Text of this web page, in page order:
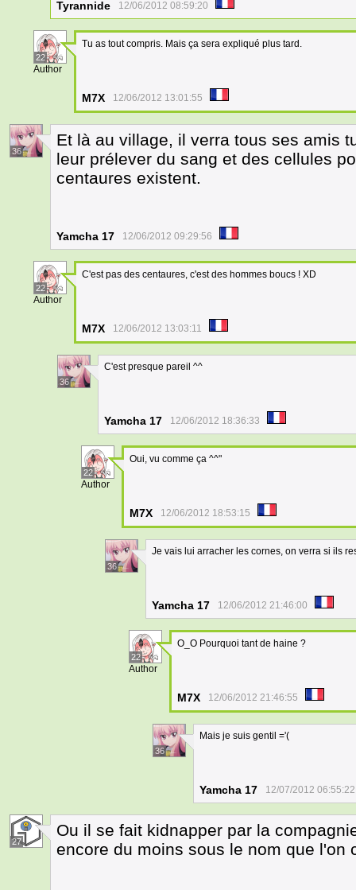
Tyrannide 12/06/2012 08:59:20
22
Author
Tu as tout compris. Mais ça sera expliqué plus tard.
M7X 12/06/2012 13:01:55
36
Et là au village, il verra tous ses amis
leur prélever du sang et des cellules
centaures existent.
Yamcha 17 12/06/2012 09:29:56
22
Author
C'est pas des centaures, c'est des hommes boucs ! XD
M7X 12/06/2012 13:03:11
36
C'est presque pareil ^^
Yamcha 17 12/06/2012 18:36:33
22
Author
Oui, vu comme ça ^^"
M7X 12/06/2012 18:53:15
36
Je vais lui arracher les cornes, on verra si ils
Yamcha 17 12/06/2012 21:46:00
22
Author
O_O Pourquoi tant de haine ?
M7X 12/06/2012 21:46:55
36
Mais je suis gentil ='(
Yamcha 17 12/07/2012 06:55:22
27
Ou il se fait kidnapper par la
encore du moins sous le nom que l'on